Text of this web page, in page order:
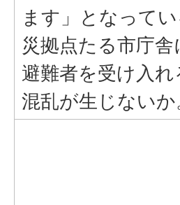
ます」となって
災拠点たる市庁舎
避難者を受け入
混乱が生じないか